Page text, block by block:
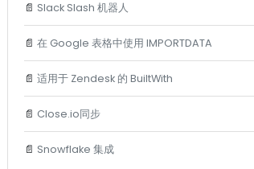
📄 Slack Slash 机器人
📄在 Google 表格中使用 IMPORTDATA
📄适用于 Zendesk 的 BuiltWith
📄 Close.io同步
📄 Snowflake 集成